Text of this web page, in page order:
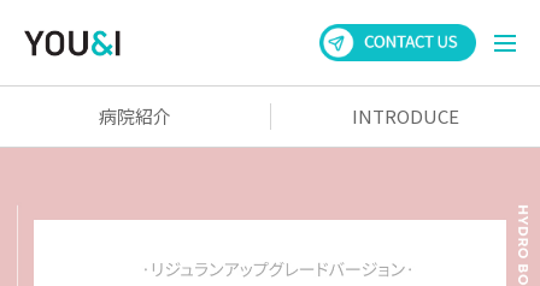
病院紹介 INTRODUCE